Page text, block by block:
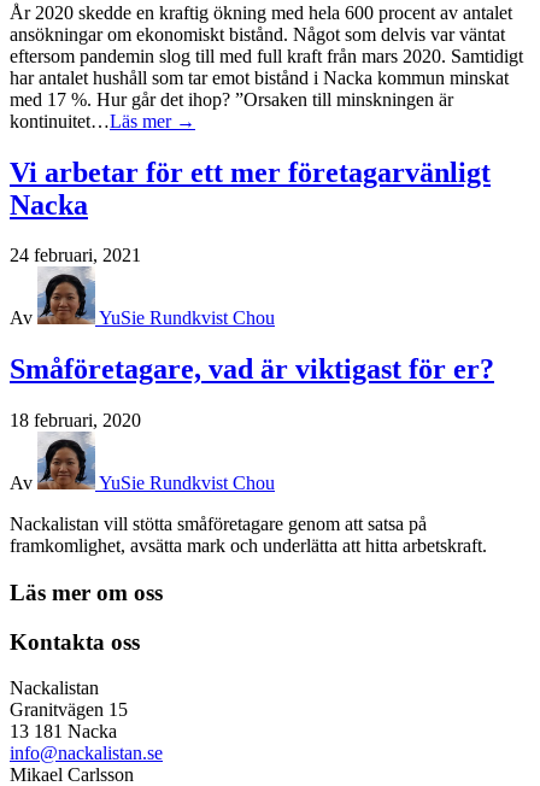
År 2020 skedde en kraftig ökning med hela 600 procent av antalet
ansökningar om ekonomiskt bistånd. Något som delvis var väntat
eftersom pandemin slog till med full kraft från mars 2020. Samtidigt
har antalet hushåll som tar emot bistånd i Nacka kommun minskat
med 17 %. Hur går det ihop? ”Orsaken till minskningen är
kontinuitet…Läs mer →
Vi arbetar för ett mer företagarvänligt
Nacka
24 februari, 2021
Av YuSie Rundkvist Chou
Småföretagare, vad är viktigast för er?
18 februari, 2020
Av
YuSie Rundkvist Chou
Nackalistan vill stötta småföretagare genom att satsa på
framkomlighet, avsätta mark och underlätta att hitta arbetskraft.
Läs mer om oss
Kontakta oss
Nackalistan
Granitvägen 15
13 181 Nacka
info@nackalistan.se
Mikael Carlsson